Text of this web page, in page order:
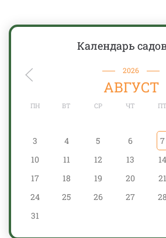
Календарь
2026
АВГУСТ
ПН ВТ СР ЧТ ПТ
3
4 5 6 7
10
11 12 13 14
17
18 19 20 21
24
25 26 27 28
31